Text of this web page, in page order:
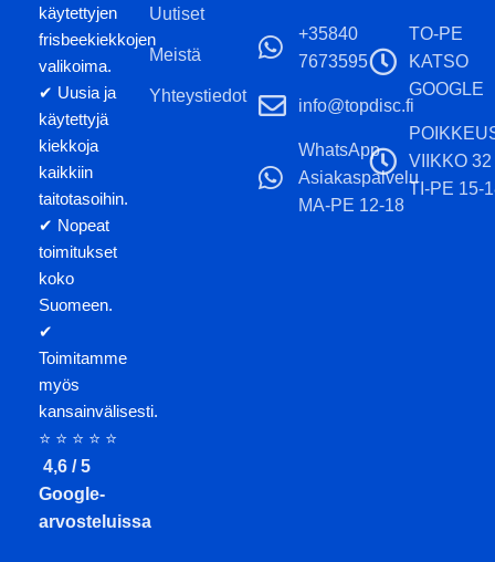
käytettyjen
frisbeekiekkojen
valikoima.
✔ Uusia ja
käytettyjä
kiekkoja
kaikkiin
taitotasoihin.
✔ Nopeat
toimitukset
koko
Suomeen.
✔
Toimitamme
myös
kansainvälisesti.
⭐ ⭐ ⭐ ⭐ ⭐
4,6 / 5
Google-
arvosteluissa
Uutiset
Meistä
Yhteystiedot
+35840
7673595
info@topdisc.fi
WhatsApp
Asiakaspalvelu
MA-PE 12-18
TO-PE
KATSO
GOOGLE
VIIKKO 32
TI-PE 15-